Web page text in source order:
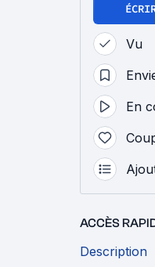
Vu
En
ACCÈS
Description